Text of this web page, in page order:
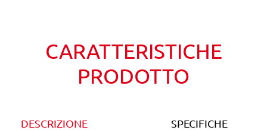
CARATTERISTICHE
PRODOTTO
DESCRIZIONE SPECIFICHE